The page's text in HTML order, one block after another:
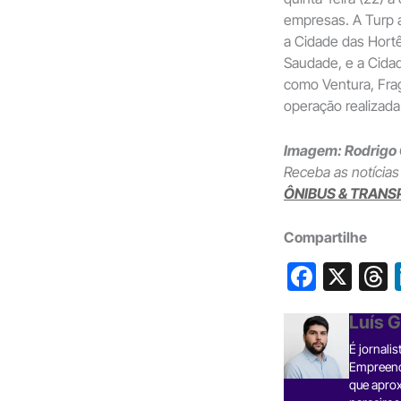
empresas. A Turp
a Cidade das
Saudade, e a
como Ventura,
operação
Imagem: Rodrigo
Receba as
ÔNIBUS &
Compartilhe
F
c
e
X
Luís
É
que